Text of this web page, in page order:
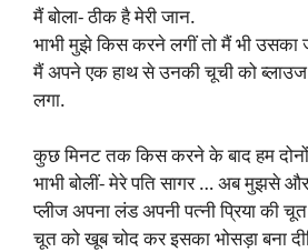
मैं बोला- ठीक है मेरी जान.
भाभी मुझे किस करने लगीं तो मैं भी उसका
मैं अपने एक हाथ से उनकी चूची को
लगा.
कुछ मिनट तक किस करने के बाद हम
भाभी बोलीं- मेरे पति सागर … अब मुझसे और
प्लीज अपना लंड अपनी पत्नी प्रिया की
चूत को खूब चोद कर इसका भोसड़ा बना